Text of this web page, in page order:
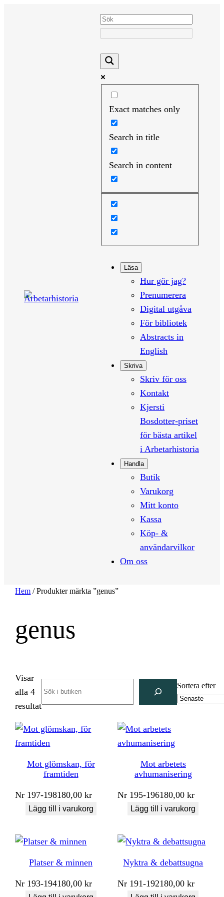
Exact matches only
Search in title
Search in content
Läsa
Hur gör jag?
Prenumerera
Digital utgåva
För bibliotek
Abstracts in
English
Skriva
Skriv för oss
Kontakt
Kjersti
Bosdotter-priset
för bästa artikel
i Arbetarhistoria
Handla
Butik
Varukorg
Mitt konto
Kassa
Köp- &
användarvilkor
Om oss
Hem / Produkter märkta ”genus”
genus
Visar
alla 4
resultatSortera
senaste
Sortera efter
Mot glömskan, för
framtiden
Nr 197-198180,00kr
Lägg till i varukorg
Mot arbetets
avhumanisering
Nr 195-196180,00kr
Lägg till i varukorg
Platser & minnen
Nr 193-194180,00kr
Nyktra & debattsugna
Nr 191-192180,00kr